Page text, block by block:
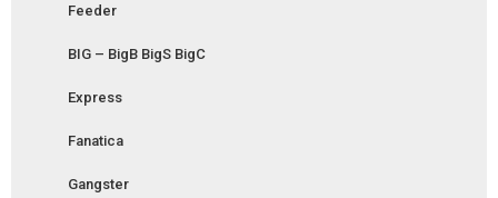
Feeder
BIG – BigB BigS BigC
Express
Fanatica
Gangster